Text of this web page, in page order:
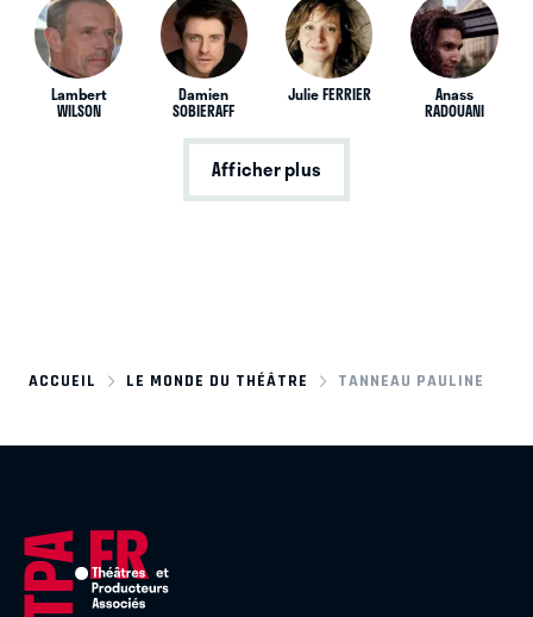
Lambert
WILSON
Damien
SOBIERAFF
Julie FERRIER Anass
RADOUANI
Afficher plus
ACCUEIL LE MONDE DU THÉÂTRE TANNEAU PAULINE